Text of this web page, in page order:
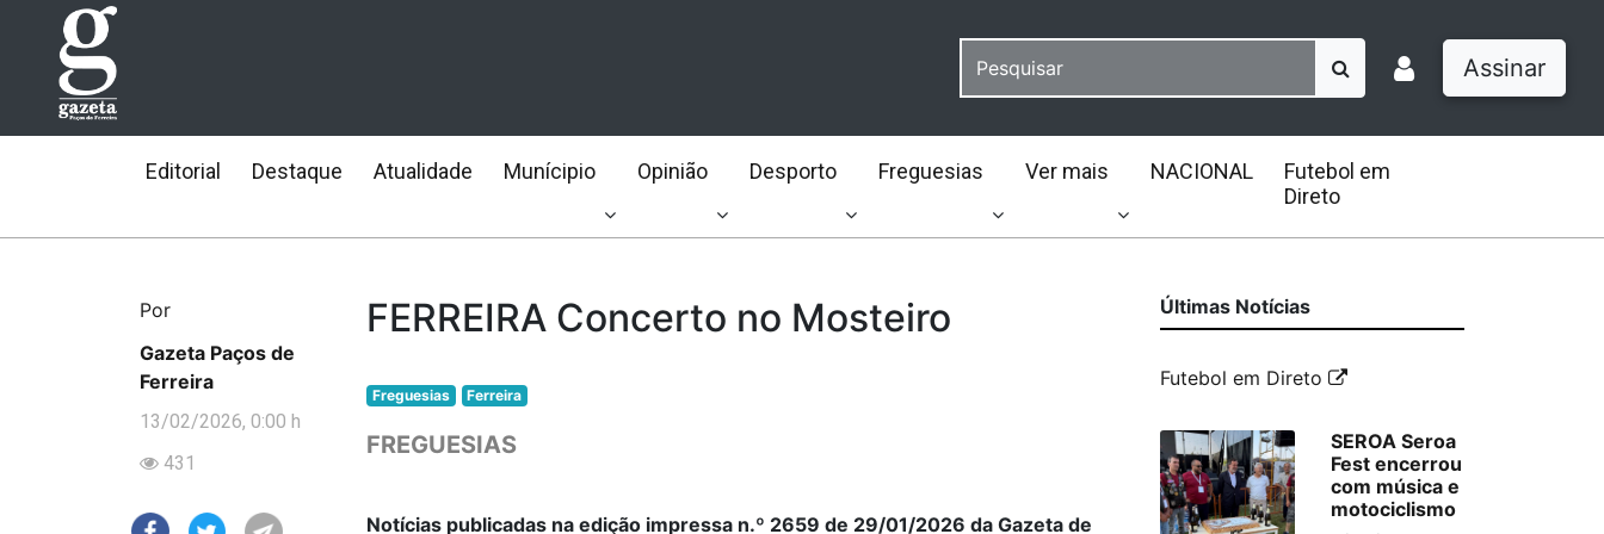
Assinar
Editorial Destaque Atualidade Munícipio Opinião Desporto Freguesias Ver mais NACIONAL
Futebol em
Direto
Por
Gazeta Paços de
Ferreira
13/02/2026, 0:00 h
431
FERREIRA Concerto no Mosteiro
Freguesias Ferreira
FREGUESIAS
Notícias publicadas na edição impressa n.º 2659 de 29/01/2026 da Gazeta de
Últimas Notícias
Futebol em Direto
SEROA Seroa
Fest encerrou
com música e
motociclismo